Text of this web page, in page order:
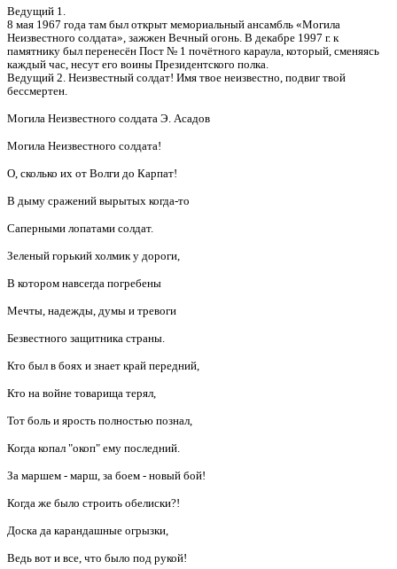
Ведущий 1.
8 мая 1967 года там был открыт мемориальный ансамбль «Могила
Неизвестного солдата», зажжен Вечный огонь. В декабре 1997 г. к
памятнику был перенесён Пост № 1 почётного караула, который, сменяясь
каждый час, несут его воины Президентского полка.
Ведущий 2. Неизвестный солдат! Имя твое неизвестно, подвиг твой
бессмертен.
Могила Неизвестного солдата Э. Асадов
Могила Неизвестного солдата!
О, сколько их от Волги до Карпат!
В дыму сражений вырытых когда-то
Саперными лопатами солдат.
Зеленый горький холмик у дороги,
В котором навсегда погребены
Мечты, надежды, думы и тревоги
Безвестного защитника страны.
Кто был в боях и знает край передний,
Кто на войне товарища терял,
Тот боль и ярость полностью познал,
Когда копал "окоп" ему последний.
За маршем - марш, за боем - новый бой!
Когда же было строить обелиски?!
Доска да карандашные огрызки,
Ведь вот и все, что было под рукой!